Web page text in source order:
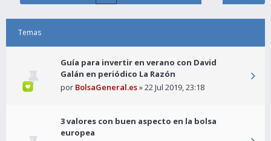
Temas
Guía para invertir en verano con David
Galán en periódico La Razón
por BolsaGeneral.es» 22 Jul 2019, 23:18
3 valores con buen aspecto en la bolsa
europea